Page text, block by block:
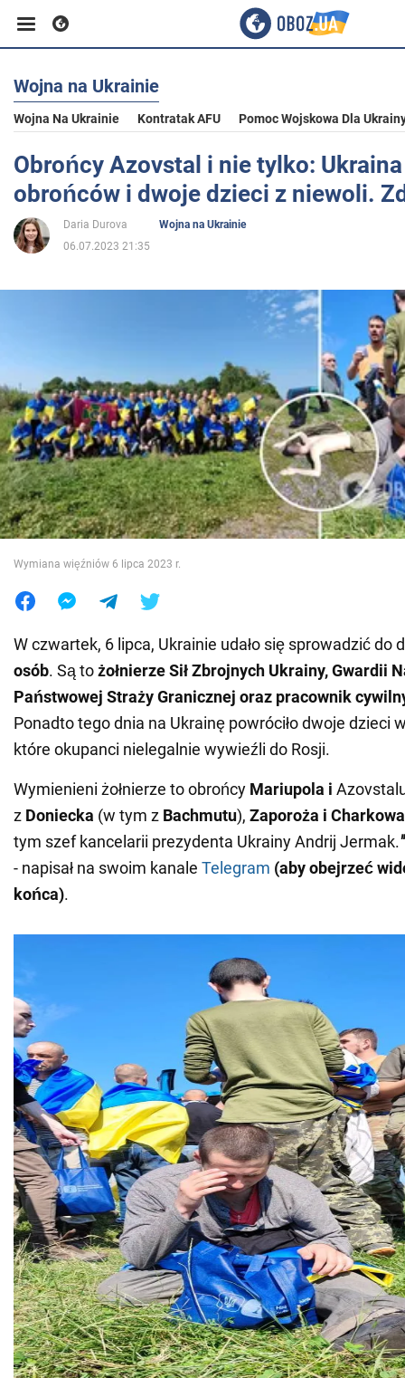
Biznes
Sport
Rozrywka
Społeczeństwo
Wojna na Ukrainie
Świat
Jedzenie
Wojna na Ukrainie
Wojna Na Ukrainie Kontratak AFU Pomoc Wojskowa Dla
Obrońcy Azovstal i nie tylko:
obrońców i dwoje dzieci z niewoli.
Daria Durova
Wojna na Ukrainie
06.07.2023 21:35
Wymiana więźniów 6 lipca 2023 r.
W czwartek, 6 lipca, Ukrainie udało się sprowadzić do
osób. Są tożołnierze Sił Zbrojnych Ukrainy, Gwardii
Państwowej Straży Granicznej oraz pracownik
Ponadto tego dnia na Ukrainę powróciło dwoje dzieci
które okupanci nielegalnie wywieźli do Rosji.
Wymienieni żołnierze to obrońcy Mariupola i
z Doniecka (w tym z Bachmutu), Zaporoża i Charkowa
tym szef kancelarii prezydenta Ukrainy Andrij Jermak.
- napisał na swoim kanale Telegram (aby obejrzeć
końca).